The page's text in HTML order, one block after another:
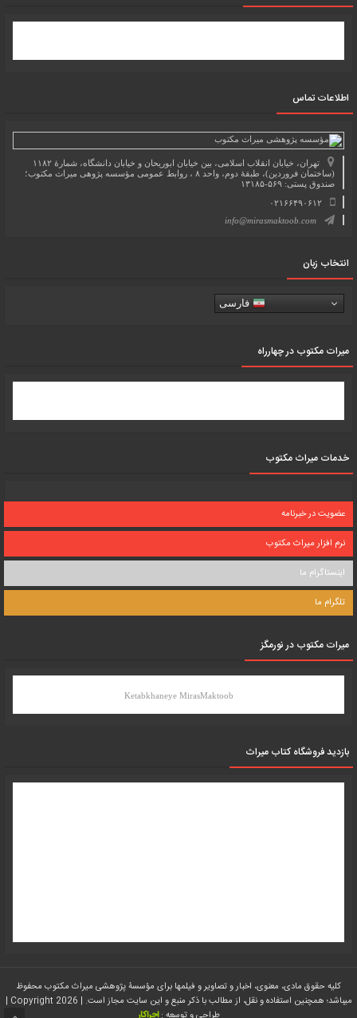
اطلاعات تماس
تهران، خیابان انقلاب اسلامی، بین خیابان ابوریحان و خیابان دانشگاه، شمارۀ ۱۱۸۲
(ساختمان فروردین)، طبقۀ دوم، واحد ۸ ، روابط عمومی مؤسسه پژوهی میراث مکتوب؛
صندوق پستی: ۵۶۹-۱۳۱۸۵
۰۲۱۶۶۴۹۰۶۱۲
info@mirasmaktoob.com
انتخاب زبان
فارسی
میرات مکتوب در چهارراه
خدمات میراث مکتوب
عضویت در خبرنامه
نرم افزار میراث مکتوب
اینستاگرام ما
تلگرام ما
میرات مکتوب در نورمگز
Ketabkhaneye MirasMaktoob
بازدید فروشگاه کتاب میراث
کلیه حقوق مادی، معنوی، اخبار و تصاویر و فیلمها برای مؤسسۀ پژوهشی میراث مکتوب محفوظ
میباشد؛ همچنین استفاده و نقل، از مطالب با ذکر منبع و این سایت مجاز است. | Copyright 2026 |